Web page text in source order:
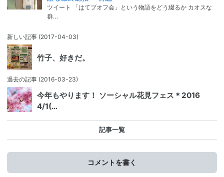
ツイート 「はてブオフ会」という物語をどう綴るか カオスな
群…
新しい記事 (2017-04-03)
竹子、好きだ。
過去の記事 (2016-03-23)
今年もやります！ ソーシャル花見フェス＊2016
4/1(…
記事一覧
コメントを書く